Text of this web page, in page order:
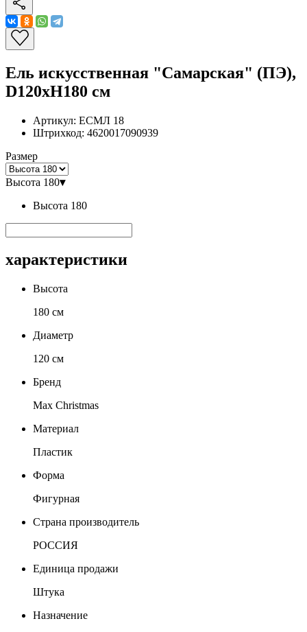
Ель искусственная "Самарская" (ПЭ),
D120xH180 см
Артикул: ЕСМЛ 18
Штрихкод: 4620017090939
Размер
Высота 180▾
Высота 180
характеристики
Высота
180 см
Диаметр
120 см
Бренд
Max Christmas
Материал
Пластик
Форма
Фигурная
Страна производитель
РОССИЯ
Единица продажи
Штука
Назначение